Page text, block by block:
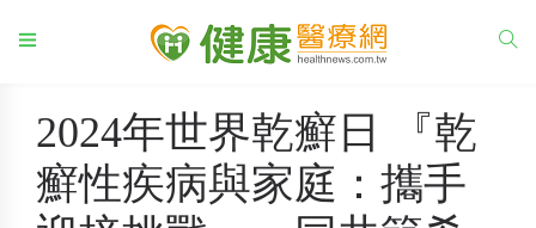
2024年世界乾癬日 『乾
癬性疾病與家庭：攜手